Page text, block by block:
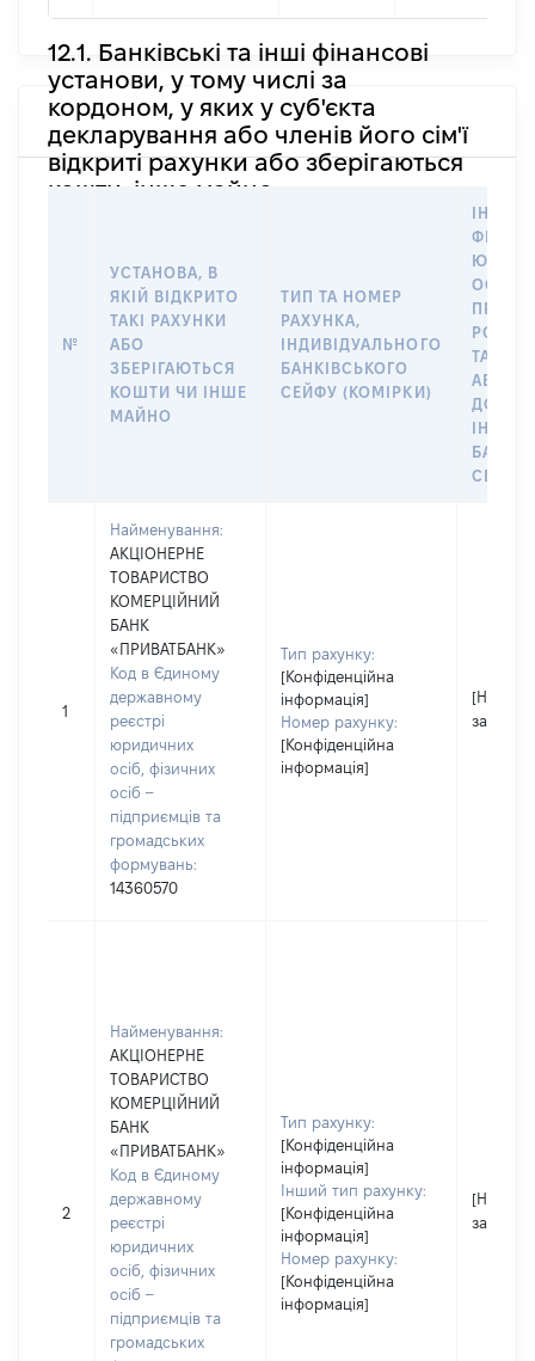
12.1. Банківські та інші фінансові
установи, у тому числі за
кордоном, у яких у суб'єкта
декларування або членів його сім'ї
відкриті рахунки або зберігаються
кошти, інше майно
№
УСТАНОВА, В
ЯКІЙ ВІДКРИТО
ТАКІ РАХУНКИ
АБО
ЗБЕРІГАЮТЬСЯ
КОШТИ ЧИ ІНШЕ
МАЙНО
ТИП ТА НОМЕР
РАХУНКА,
ІНДИВІДУАЛЬНОГО
БАНКІВСЬКОГО
СЕЙФУ (КОМІРКИ)
ПРАВО
ТАКИМ
АБО
ДО
СЕЙФУ
1
Найменування:
АКЦІОНЕРНЕ
ТОВАРИСТВО
КОМЕРЦІЙНИЙ
БАНК
«ПРИВАТБАНК»
Код в Єдиному
державному
реєстрі
юридичних
осіб, фізичних
осіб –
підприємців та
громадських
формувань:
14360570
Тип рахунку:
[Конфіденційна
інформація]
Номер рахунку:
[Конфіденційна
інформація]
[Не
2
Найменування:
АКЦІОНЕРНЕ
ТОВАРИСТВО
КОМЕРЦІЙНИЙ
БАНК
«ПРИВАТБАНК»
Код в Єдиному
державному
реєстрі
юридичних
осіб, фізичних
осіб –
підприємців та
громадських
Тип рахунку:
[Конфіденційна
інформація]
Інший тип рахунку:
[Конфіденційна
інформація]
Номер рахунку:
[Конфіденційна
інформація]
[Не